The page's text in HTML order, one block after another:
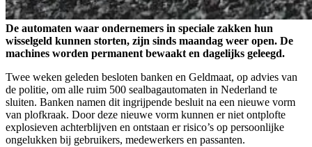
De automaten waar ondernemers in speciale zakken hun
wisselgeld kunnen storten, zijn sinds maandag weer open. De
machines worden permanent bewaakt en dagelijks geleegd.
Twee weken geleden besloten banken en Geldmaat, op advies van
de politie, om alle ruim 500 sealbagautomaten in Nederland te
sluiten. Banken namen dit ingrijpende besluit na een nieuwe vorm
van plofkraak. Door deze nieuwe vorm kunnen er niet ontplofte
explosieven achterblijven en ontstaan er risico’s op persoonlijke
ongelukken bij gebruikers, medewerkers en passanten.